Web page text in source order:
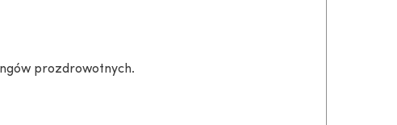
prozdrowotnych.